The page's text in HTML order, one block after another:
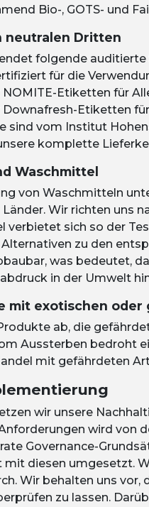
Bio-, GOTS- und
neutralen Dritten
folgende auditierte
für die
Etiketten für
Etiketten
sind vom Institut
komplette
Waschmittel
von Waschmitteln
Wir richten uns
verbietet sich so der
zu den
was bedeutet,
in der Umwelt
mit exotischen
ab, die
Aussterben bedroht
mit gefährdeten
wir unsere
wird von
Governance-
diesen umgesetzt.
Wir behalten uns
zu lassen.